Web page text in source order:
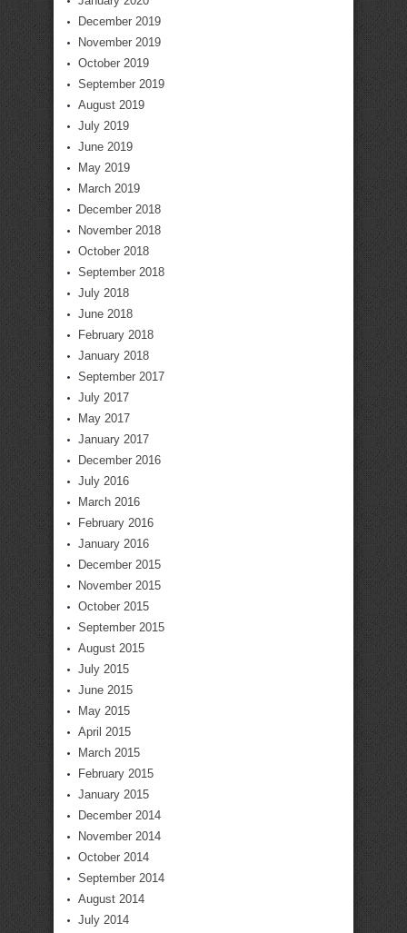
December 2019
November 2019
October 2019
September 2019
August 2019
July 2019
June 2019
May 2019
March 2019
December 2018
November 2018
October 2018
September 2018
July 2018
June 2018
February 2018
January 2018
September 2017
July 2017
May 2017
January 2017
December 2016
July 2016
March 2016
February 2016
January 2016
December 2015
November 2015
October 2015
September 2015
August 2015
July 2015
June 2015
May 2015
April 2015
March 2015
February 2015
January 2015
December 2014
November 2014
October 2014
September 2014
August 2014
July 2014